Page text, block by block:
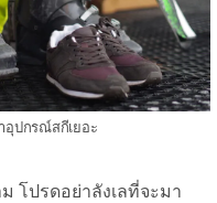
อุปกรณ์สกีเยอะ
โปรดอย่าลังเลที่จะมา